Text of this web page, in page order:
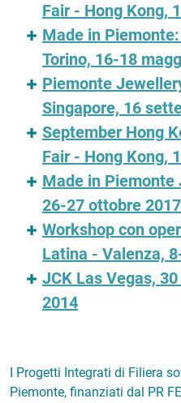
Fair - Hong Kong,
Made in
Torino, 16-18
Piemonte
Singapore, 16
September Hong
Fair - Hong Kong,
Made in Piemonte
26-27 ottobre 2017
Workshop con
Latina - Valenza,
JCK Las Vegas,
2014
I Progetti Integrati di Filiera
Piemonte, finanziati dal PR